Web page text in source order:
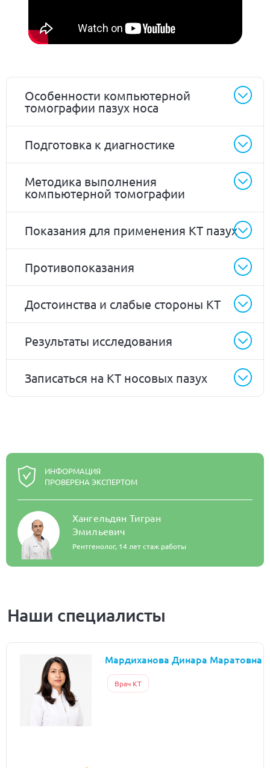
Особенности компьютерной
томографии пазух носа
Подготовка к диагностике
Методика выполнения
компьютерной томографии
Показания для применения КТ пазух
Противопоказания
Достоинства и слабые стороны КТ
Результаты исследования
Записаться на КТ носовых пазух
ИНФОРМАЦИЯ
ПРОВЕРЕНА ЭКСПЕРТОМ
Хангельдян Тигран
Эмильевич
Рентгенолог, 14 лет стаж работы
Наши специалисты
Мардиханова Динара Маратовна
Врач КТ